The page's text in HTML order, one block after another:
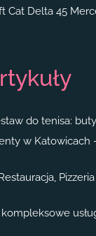
Cat Delta 45
do tenisa:
w Katowicach